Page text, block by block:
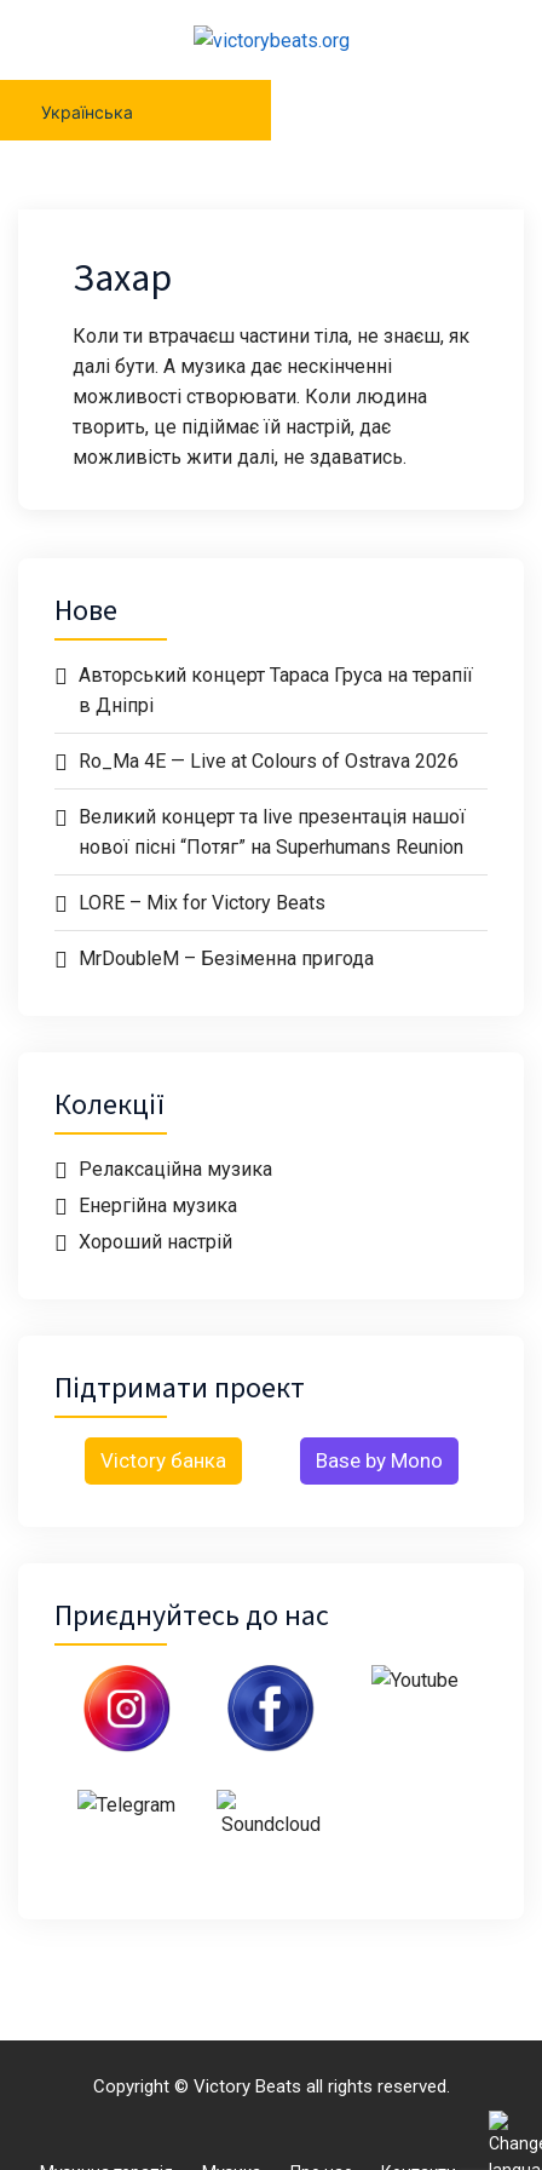
Українська
Захар
Коли ти втрачаєш частини тіла, не знаєш, як
далі бути. А музика дає нескінченні
можливості створювати. Коли людина
творить, це підіймає їй настрій, дає
можливість жити далі, не здаватись.
Нове
Авторський концерт Тараса Груса на терапії
в Дніпрі
Ro_Ma 4E — Live at Colours of Ostrava 2026
Великий концерт та live презентація нашої
нової пісні “Потяг” на Superhumans Reunion
LORE – Mix for Victory Beats
MrDoubleM – Безіменна пригода
Колекції
Релаксаційна музика
Енергійна музика
Хороший настрій
Підтримати проект
Victory банка Base by Mono
Приєднуйтесь до нас
Copyright © Victory Beats all rights reserved.